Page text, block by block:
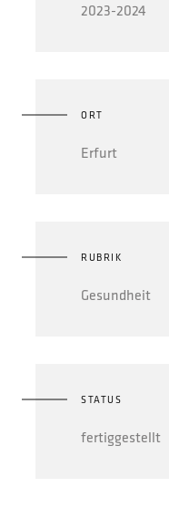
2023-2024
ORT
Erfurt
RUBRIK
Gesundheit
STATUS
fertiggestellt